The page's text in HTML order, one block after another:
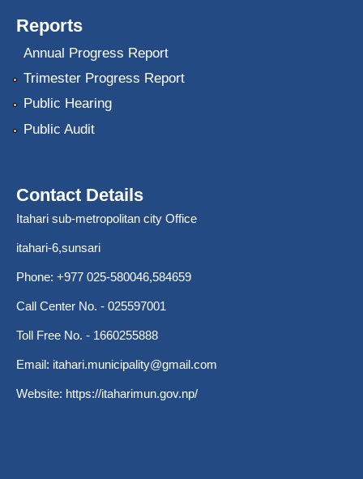
Reports
Annual Progress Report
Trimester Progress Report
Public Hearing
Public Audit
Contact Details
Itahari sub-metropolitan city Office
itahari-6,sunsari
Phone: +977 025-580046,584659
Call Center No. - 025597001
Toll Free No. - 1660255888
Email: itahari.municipality@gmail.com
Website: https://itaharimun.gov.np/